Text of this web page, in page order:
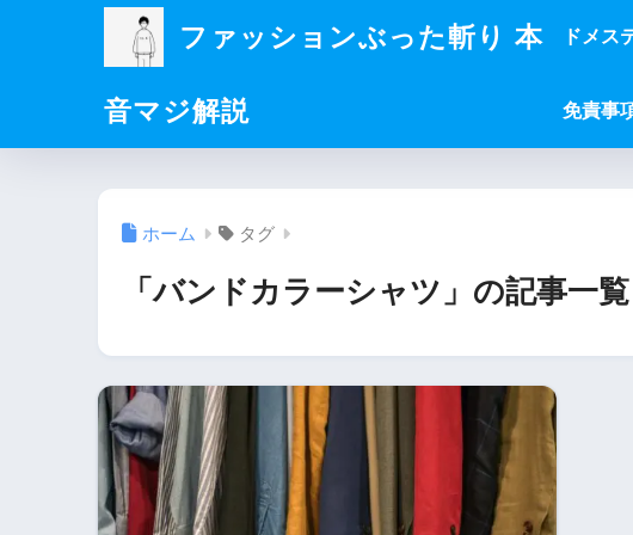
ファッションぶった斬り 本
音マジ解説
ドメス
免責事
ホーム タグ
「バンドカラーシャツ」の記事一覧